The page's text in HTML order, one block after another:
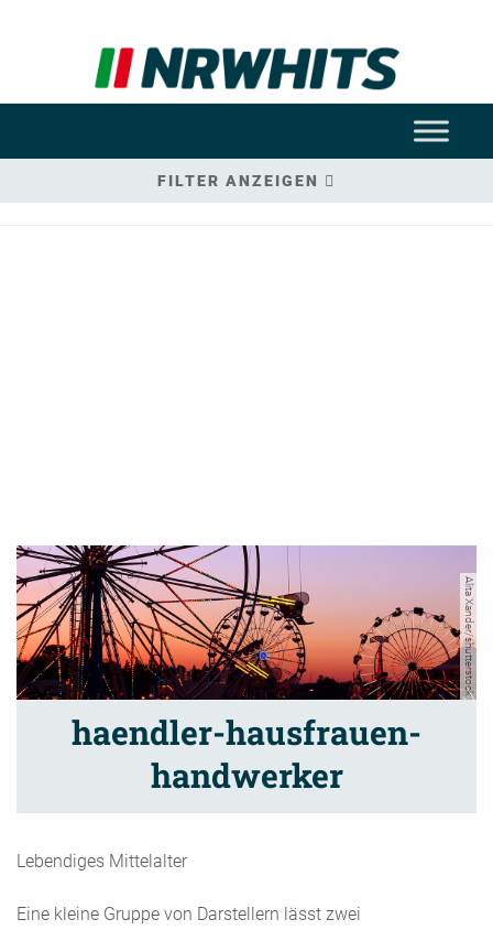
FILTER ANZEIGEN
Alita Xander/shutterstock
haendler-hausfrauen-
handwerker
Lebendiges Mittelalter
Eine kleine Gruppe von Darstellern lässt zwei